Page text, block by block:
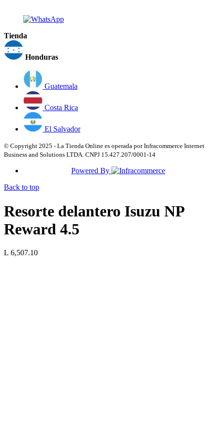
Tienda
Honduras
Guatemala
Costa Rica
El Salvador
© Copyright 2025 - La Tienda Online es operada por Infracommerce Internet
Business and Solutions LTDA. CNPJ 15.427.207/0001-14
Powered By
Back to top
Resorte delantero Isuzu NP
Reward 4.5
L 6,507.10